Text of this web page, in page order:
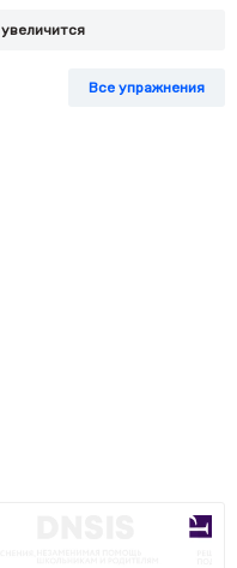
Все упражнения